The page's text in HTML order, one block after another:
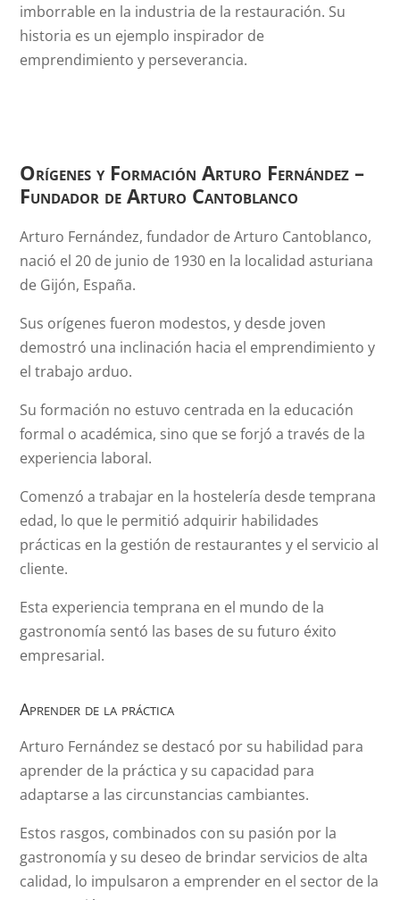
imborrable en la industria de la restauración. Su
historia es un ejemplo inspirador de
emprendimiento y perseverancia.
Orígenes y Formación Arturo Fernández –
Fundador de Arturo Cantoblanco
Arturo Fernández, fundador de Arturo Cantoblanco,
nació el 20 de junio de 1930 en la localidad asturiana
de Gijón, España.
Sus orígenes fueron modestos, y desde joven
demostró una inclinación hacia el emprendimiento y
el trabajo arduo.
Su formación no estuvo centrada en la educación
formal o académica, sino que se forjó a través de la
experiencia laboral.
Comenzó a trabajar en la hostelería desde temprana
edad, lo que le permitió adquirir habilidades
prácticas en la gestión de restaurantes y el servicio al
cliente.
Esta experiencia temprana en el mundo de la
gastronomía sentó las bases de su futuro éxito
empresarial.
Aprender de la práctica
Arturo Fernández se destacó por su habilidad para
aprender de la práctica y su capacidad para
adaptarse a las circunstancias cambiantes.
Estos rasgos, combinados con su pasión por la
gastronomía y su deseo de brindar servicios de alta
calidad, lo impulsaron a emprender en el sector de la